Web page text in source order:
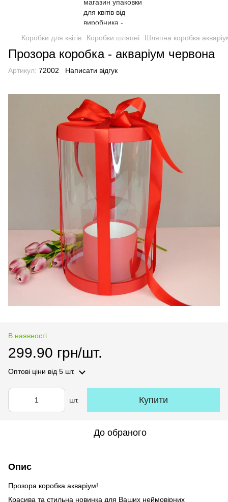
Коробки для квітів Коробки шляпні Шляпна коробка
Прозора коробка - акваріум червона
Артикул: 72002 Написати відгук
В наявності
299.90 грн/шт.
Оптові ціни від 5 шт.
шт. Купити
До обраного
Опис
Прозора коробка акваріум!
Красива та стильна новинка для Ваших неймовірних